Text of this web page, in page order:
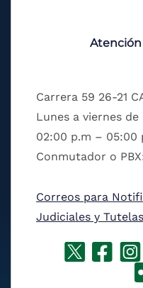
Carrera 59 26-21
Lunes a viernes
02:00 p.m – 05:00
Conmutador o
Correos para
Judiciales y Tutelas